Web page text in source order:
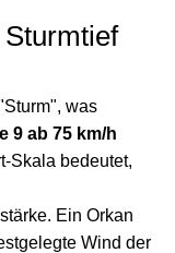
was
9 ab 75 km/h
Skala bedeutet,
Ein Orkan
Wind der